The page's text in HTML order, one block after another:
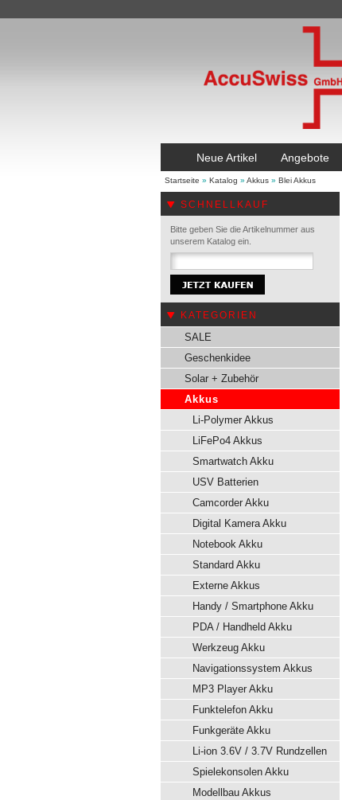
Neue Artikel Angebote
Startseite » Katalog » Akkus » Blei Akkus
SCHNELLKAUF
Bitte geben Sie die Artikelnummer aus
unserem Katalog ein.
KATEGORIEN
SALE
Geschenkidee
Solar + Zubehör
Akkus
Li-Polymer Akkus
LiFePo4 Akkus
Smartwatch Akku
USV Batterien
Camcorder Akku
Digital Kamera Akku
Notebook Akku
Standard Akku
Externe Akkus
Handy / Smartphone Akku
PDA / Handheld Akku
Werkzeug Akku
Navigationssystem Akkus
MP3 Player Akku
Funktelefon Akku
Funkgeräte Akku
Li-ion 3.6V / 3.7V Rundzellen
Spielekonsolen Akku
Modellbau Akkus